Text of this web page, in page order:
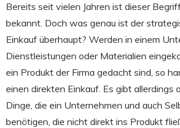
Bereits seit vielen Jahren ist dieser
bekannt. Doch was genau ist der
Einkauf überhaupt? Werden in einem
Dienstleistungen oder Materialien
ein Produkt der Firma gedacht sind, so
einen direkten Einkauf. Es gibt allerdings
Dinge, die ein Unternehmen und auch
benötigen, die nicht direkt ins Produkt